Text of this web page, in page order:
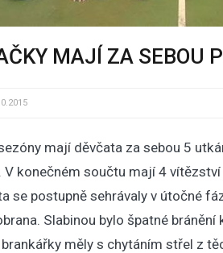
MAJÍ ZA SEBOU
mají děvčata za sebou 5
V konečném součtu mají 4
se postupně sehrávaly v útočné
Slabinou bylo špatné
měly s chytáním střel z